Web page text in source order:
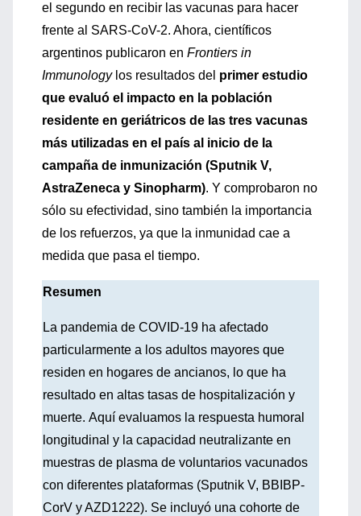
el segundo en recibir las vacunas para hacer
frente al SARS-CoV-2. Ahora, científicos
argentinos publicaron en Frontiers in
Immunologylos resultados del primer estudio
que evaluó el impacto en la población
residente en geriátricos de las tres vacunas
más utilizadas en el país al inicio de la
campaña de inmunización (Sputnik V,
AstraZeneca y Sinopharm). Y comprobaron no
sólo su efectividad, sino también la importancia
de los refuerzos, ya que la inmunidad cae a
medida que pasa el tiempo.
Resumen
La pandemia de COVID-19 ha afectado
particularmente a los adultos mayores que
residen en hogares de ancianos, lo que ha
resultado en altas tasas de hospitalización y
muerte. Aquí evaluamos la respuesta humoral
longitudinal y la capacidad neutralizante en
muestras de plasma de voluntarios vacunados
con diferentes plataformas (Sputnik V, BBIBP-
CorV y AZD1222). Se incluyó una cohorte de